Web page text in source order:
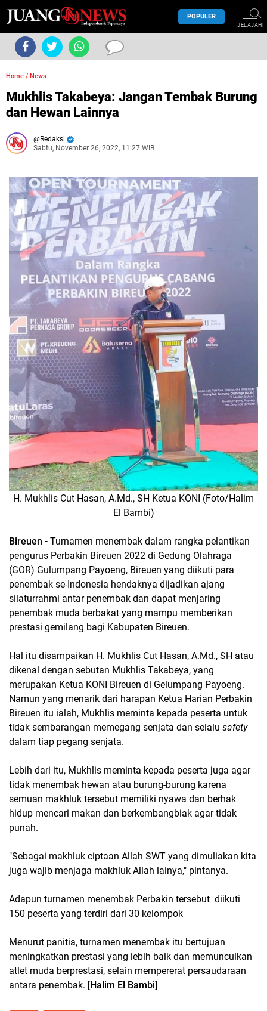
POPULER
JELAJAHI
Home / News
Mukhlis Takabeya: Jangan Tembak Burung
dan Hewan Lainnya
Redaksi
Sabtu, November 26, 2022, 11:27 WIB
H. Mukhlis Cut Hasan, A.Md., SH Ketua KONI (Foto/Halim
El Bambi)
Bireuen - Turnamen menembak dalam rangka pelantikan
pengurus Perbakin Bireuen 2022 di Gedung Olahraga
(GOR) Gulumpang Payoeng, Bireuen yang diikuti para
penembak se-Indonesia hendaknya dijadikan ajang
silaturrahmi antar penembak dan dapat menjaring
penembak muda berbakat yang mampu memberikan
prestasi gemilang bagi Kabupaten Bireuen.
Hal itu disampaikan H. Mukhlis Cut Hasan, A.Md., SH atau
dikenal dengan sebutan Mukhlis Takabeya, yang
merupakan Ketua KONI Bireuen di Gelumpang Payoeng.
Namun yang menarik dari harapan Ketua Harian Perbakin
Bireuen itu ialah, Mukhlis meminta kepada peserta untuk
tidak sembarangan memegang senjata dan selalu safety
dalam tiap pegang senjata.
Lebih dari itu, Mukhlis meminta kepada peserta juga agar
tidak menembak hewan atau burung-burung karena
semuan makhluk tersebut memiliki nyawa dan berhak
hidup mencari makan dan berkembangbiak agar tidak
punah.
"Sebagai makhluk ciptaan Allah SWT yang dimuliakan kita
juga wajib menjaga makhluk Allah lainya," pintanya.
Adapun turnamen menembak Perbakin tersebut diikuti
150 peserta yang terdiri dari 30 kelompok
Menurut panitia, turnamen menembak itu bertujuan
meningkatkan prestasi yang lebih baik dan memunculkan
atlet muda berprestasi, selain mempererat persaudaraan
antara penembak. [Halim El Bambi]